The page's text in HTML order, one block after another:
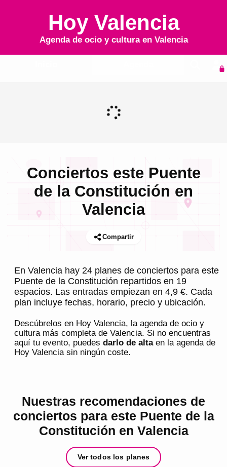
Hoy Valencia
Agenda de ocio y cultura en Valencia
Conciertos este Puente
de la Constitución en
Valencia
Compartir
En Valencia hay 24 planes de conciertos para este
Puente de la Constitución repartidos en 19
espacios. Las entradas empiezan en 4,9 €. Cada
plan incluye fechas, horario, precio y ubicación.
Descúbrelos en Hoy Valencia, la agenda de ocio y
cultura más completa de Valencia. Si no encuentras
aquí tu evento, puedes darlo de altaen la agenda de
Hoy Valenciasin ningún coste.
Nuestras recomendaciones de
conciertos para este Puente de la
Constitución en Valencia
Ver todos los planes